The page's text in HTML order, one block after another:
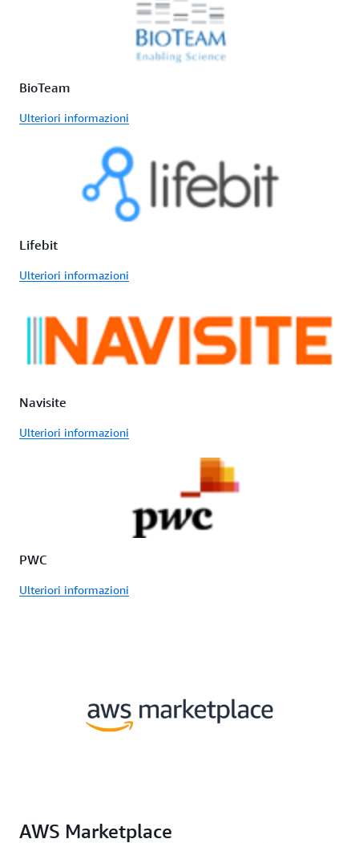
BioTeam
Ulteriori informazioni
Lifebit
Ulteriori informazioni
Navisite
Ulteriori informazioni
PWC
Ulteriori informazioni
AWS Marketplace